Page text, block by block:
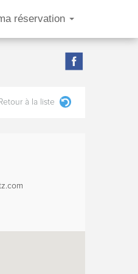
réservation
Retour à la liste